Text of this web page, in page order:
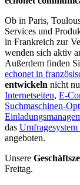
Ob in Paris,
Services und
in Frankreich zur
wenden sich aktiv
Außerdem finden
echonet in
entwickeln nicht
Internetseiten, E-
Suchmaschinen-
das
angeboten.
Unsere
Freitag.